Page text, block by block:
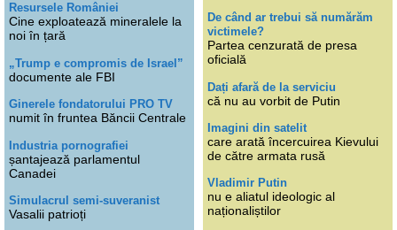
Resursele României
Cine exploatează mineralele la
noi în țară
„Trump e compromis de Israel”
documente ale FBI
Ginerele fondatorului PRO TV
numit în fruntea Băncii Centrale
Industria pornografiei
șantajează parlamentul
Canadei
Simulacrul semi-suveranist
Vasalii patrioți
De când ar trebui să numărăm
victimele?
Partea cenzurată de presa
oficială
Dați afară de la serviciu
că nu au vorbit de Putin
Imagini din satelit
care arată încercuirea Kievului
de către armata rusă
Vladimir Putin
nu e aliatul ideologic al
naționaliștilor